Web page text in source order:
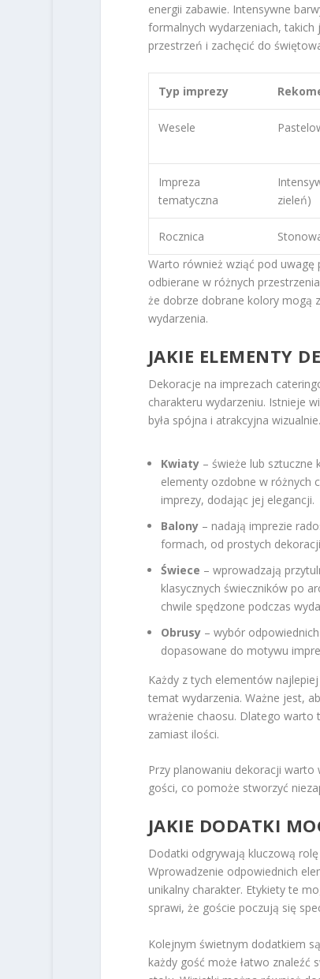
energii zabawie. Intensywne
formalnych wydarzeniach,
przestrzeń i zachęcić do
Typ imprezy
Wesele
Impreza
tematyczna
zieleń)
Rocznica
Warto również wziąć pod
odbierane w różnych
że dobrze dobrane kolory mogą
wydarzenia.
JAKIE ELEMENTY
Dekoracje na imprezach
charakteru wydarzeniu. Istnieje
była spójna i atrakcyjna wizualnie.
Kwiaty– świeże lub sztuczne
elementy ozdobne w różnych
imprezy, dodając jej elegancji.
Balony– nadają imprezie
formach, od prostych
Świece – wprowadzają
klasycznych świeczników po
chwile spędzone podczas
Obrusy– wybór
dopasowane do motywu
Każdy z tych elementów
temat wydarzenia. Ważne jest,
wrażenie chaosu. Dlatego warto
zamiast ilości.
Przy planowaniu dekoracji warto
gości, co pomoże stworzyć
JAKIE DODATKI
Dodatki odgrywają kluczową
Wprowadzenie odpowiednich
unikalny charakter. Etykiety te
sprawi, że goście poczują się
Kolejnym świetnym dodatkiem są
każdy gość może łatwo